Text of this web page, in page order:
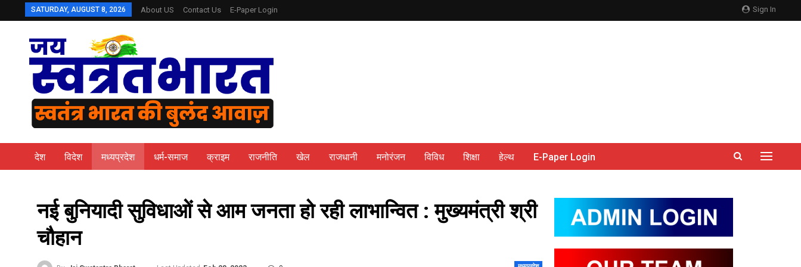
Sign In
SATURDAY, AUGUST 8, 2026 About US Contact Us E-Paper Login
देश विदेश मध्यप्रदेश धर्म-समाज क्राइम राजनीति खेल राजधानी मनोरंजन विविध शिक्षा हेल्थ E-Paper Login
नई बुनियादी सुविधाओं से आम जनता हो रही लाभान्वित : मुख्यमंत्री श्री
चौहान